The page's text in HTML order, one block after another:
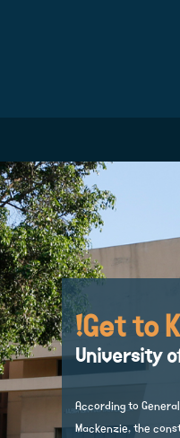
Get to
University
According to
Mackenzie, the